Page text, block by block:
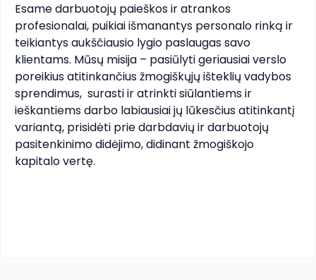
Esame darbuotojų paieškos ir atrankos
profesionalai, puikiai išmanantys personalo rinką ir
teikiantys aukščiausio lygio paslaugas savo
klientams. Mūsų misija – pasiūlyti geriausiai verslo
poreikius atitinkančius žmogiškųjų išteklių vadybos
sprendimus,  surasti ir atrinkti siūlantiems ir
ieškantiems darbo labiausiai jų lūkesčius atitinkantį
variantą, prisidėti prie darbdavių ir darbuotojų
pasitenkinimo didėjimo, didinant žmogiškojo
kapitalo vertę.